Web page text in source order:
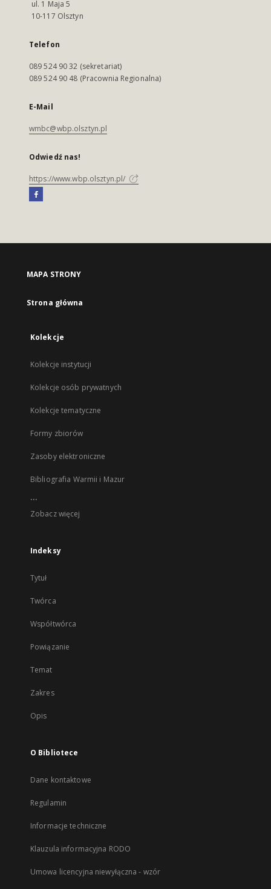
ul. 1 Maja 5
10-117 Olsztyn
Telefon
089 524 90 32 (sekretariat)
089 524 90 48 (Pracownia Regionalna)
E-Mail
wmbc@wbp.olsztyn.pl
Odwiedź nas!
https://www.wbp.olsztyn.pl/
MAPA STRONY
Strona główna
Kolekcje
Kolekcje instytucji
Kolekcje osób prywatnych
Kolekcje tematyczne
Formy zbiorów
Zasoby elektroniczne
Bibliografia Warmii i Mazur
...
Zobacz więcej
Indeksy
Tytuł
Twórca
Współtwórca
Powiązanie
Temat
Zakres
Opis
O Bibliotece
Dane kontaktowe
Regulamin
Informacje techniczne
Klauzula informacyjna RODO
Umowa licencyjna niewyłączna - wzór